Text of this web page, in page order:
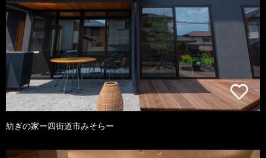
紡ぎの家ー四街道市みそらー